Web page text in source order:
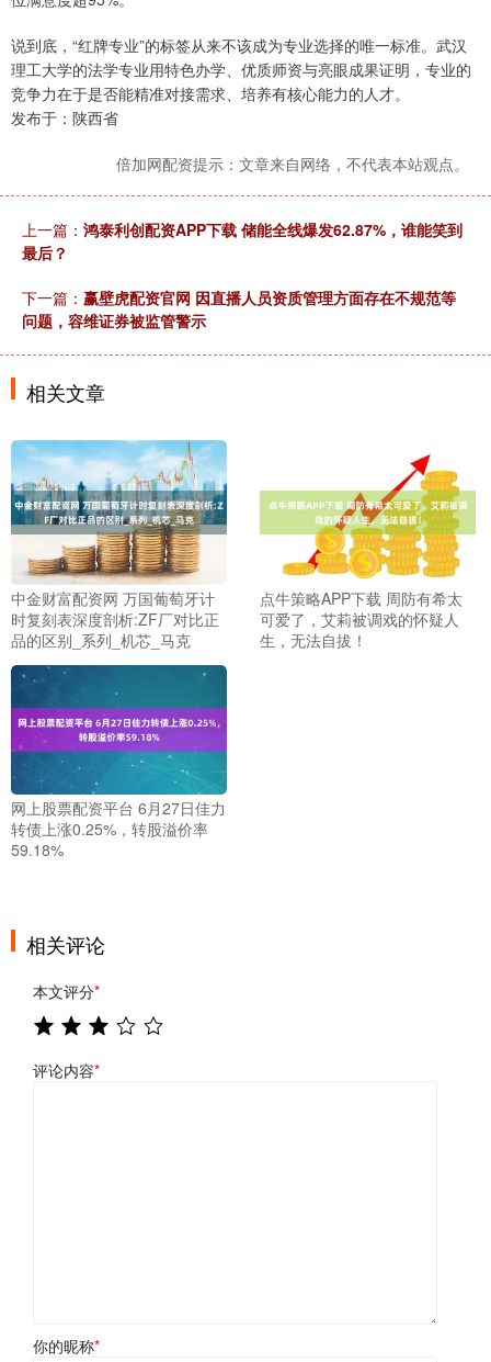
说到底，“红牌专业”的标签从来不该成为专业选择的唯一标准。武汉
理工大学的法学专业用特色办学、优质师资与亮眼成果证明，专业的
竞争力在于是否能精准对接需求、培养有核心能力的人才。
发布于：陕西省
倍加网配资提示：文章来自网络，不代表本站观点。
上一篇： 鸿泰利创配资APP下载 储能全线爆发62.87%，谁能笑到
最后？
下一篇： 赢壁虎配资官网 因直播人员资质管理方面存在不规范等
问题，容维证券被监管警示
相关文章
中金财富配资网 万国葡萄牙计
时复刻表深度剖析:ZF厂对比正
品的区别_系列_机芯_马克
点牛策略APP下载 周防有希太
可爱了，艾莉被调戏的怀疑人
生，无法自拔！
网上股票配资平台 6月27日佳力
转债上涨0.25%，转股溢价率
59.18%
相关评论
本文评分*
评论内容*
你的昵称*